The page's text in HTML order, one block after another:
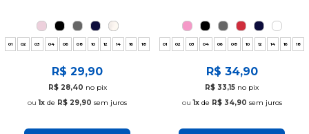
01 02 03 04 06 08 10 12 14 16 18
R$ 29,90
R$ 28,40 no pix
1x de R$ 29,90 sem juros
01 02 03 04 06 08 10 12 14 16 18
R$ 34,90
R$ 33,15 no pix
1xde R$ 34,90 sem juros